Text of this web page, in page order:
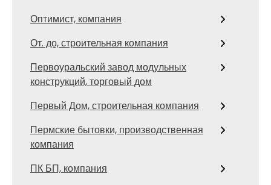
Оптимист, компания
От. до, строительная компания
Первоуральский завод модульных
конструкций, торговый дом
Первый Дом, строительная компания
Пермские бытовки, производственная
компания
ПК БП, компания